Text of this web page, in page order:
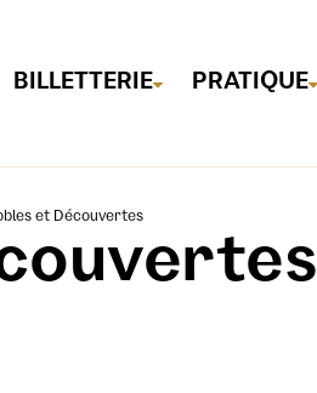
BILLETTERIE PRATIQUE
et Découvertes